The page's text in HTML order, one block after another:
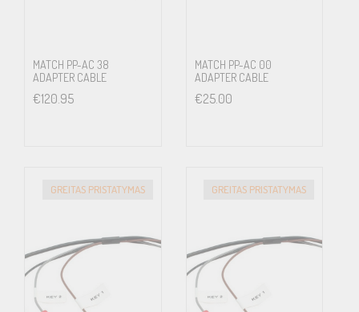
MATCH PP-AC 38
ADAPTER CABLE
€120.95
MATCH PP-AC 00
ADAPTER CABLE
€25.00
GREITAS PRISTATYMAS GREITAS PRISTATYMAS